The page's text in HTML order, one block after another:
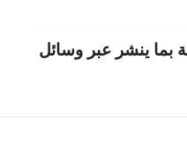
بما ينشر عبر وسائل